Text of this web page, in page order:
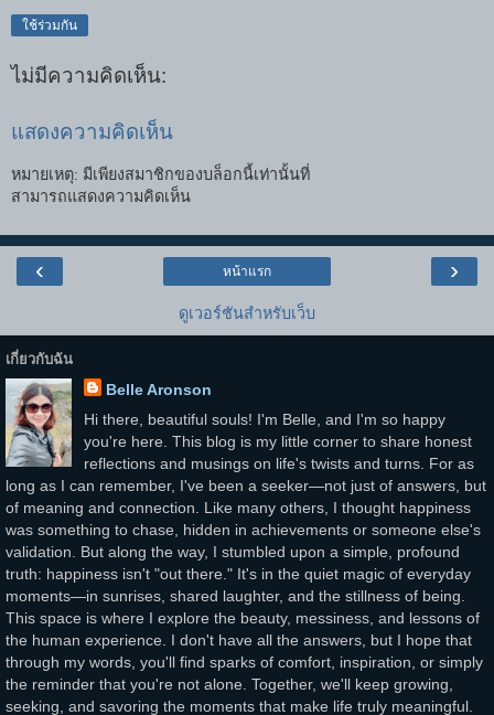
ใช้ร่วมกัน
ไม่มีความคิดเห็น:
แสดงความคิดเห็น
หมายเหตุ: มีเพียงสมาชิกของบล็อกนี้เท่านั้นที่
สามารถแสดงความคิดเห็น
‹ ›
หน้าแรก
ดูเวอร์ชันสำหรับเว็บ
เกี่ยวกับฉัน
Belle Aronson
Hi there, beautiful souls! I'm Belle, and I'm so happy
you're here. This blog is my little corner to share honest
reflections and musings on life's twists and turns. For as
long as I can remember, I've been a seeker—not just of answers, but
of meaning and connection. Like many others, I thought happiness
was something to chase, hidden in achievements or someone else's
validation. But along the way, I stumbled upon a simple, profound
truth: happiness isn't "out there." It's in the quiet magic of everyday
moments—in sunrises, shared laughter, and the stillness of being.
This space is where I explore the beauty, messiness, and lessons of
the human experience. I don't have all the answers, but I hope that
through my words, you'll find sparks of comfort, inspiration, or simply
the reminder that you're not alone. Together, we'll keep growing,
seeking, and savoring the moments that make life truly meaningful.